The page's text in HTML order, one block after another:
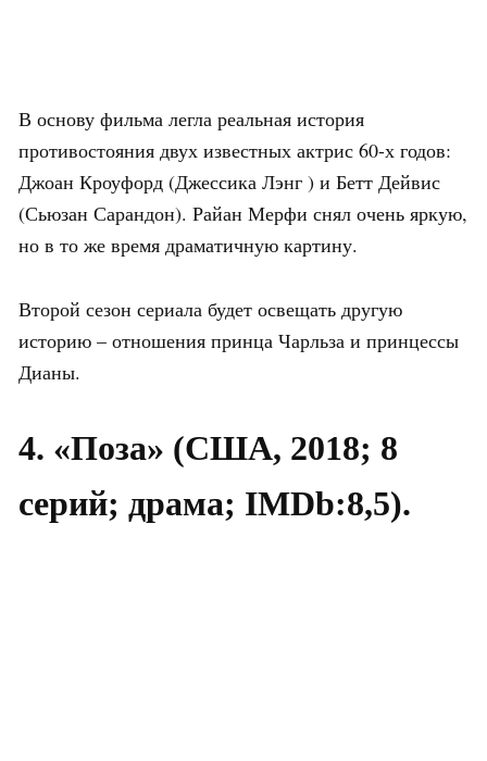
В основу фильма легла реальная история
противостояния двух известных актрис 60-х годов:
Джоан Кроуфорд (Джессика Лэнг ) и Бетт Дейвис
(Сьюзан Сарандон). Райан Мерфи снял очень яркую,
но в то же время драматичную картину.
Второй сезон сериала будет освещать другую
историю – отношения принца Чарльза и принцессы
Дианы.
4. «Поза» (США, 2018; 8
серий; драма; IMDb:8,5).